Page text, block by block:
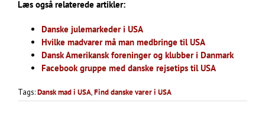
Læs også relaterede artikler:
Danske julemarkeder i USA
Hvilke madvarer må man medbringe til USA
Dansk Amerikansk foreninger og klubber i Danmark
Facebook gruppe med danske rejsetips til USA
Tags:Dansk mad i USA,Find danske varer i USA